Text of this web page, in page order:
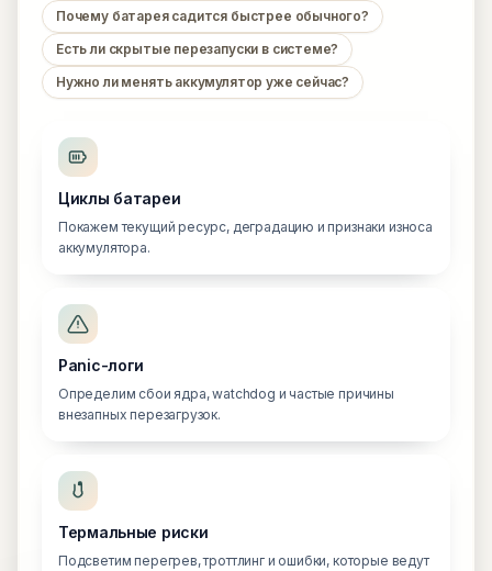
Почему батарея садится быстрее обычного?
Есть ли скрытые перезапуски в системе?
Нужно ли менять аккумулятор уже сейчас?
Циклы батареи
Покажем текущий ресурс, деградацию и признаки износа
аккумулятора.
Panic-логи
Определим сбои ядра, watchdog и частые причины
внезапных перезагрузок.
Термальные риски
Подсветим перегрев, троттлинг и ошибки, которые ведут